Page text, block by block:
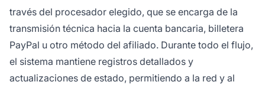
través del procesador elegido, que se encarga de la
transmisión técnica hacia la cuenta bancaria, billetera
PayPal u otro método del afiliado. Durante todo el flujo,
el sistema mantiene registros detallados y
actualizaciones de estado, permitiendo a la red y al